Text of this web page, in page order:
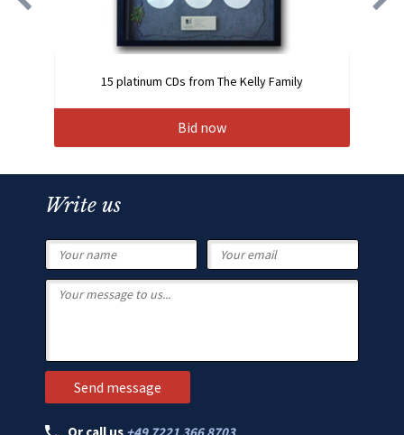
15 platinum CDs from The Kelly Family
Bid now
Write us